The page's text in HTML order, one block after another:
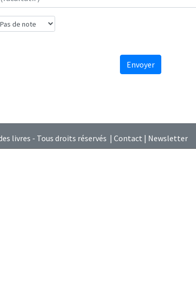
Envoyer
livres - Tous droits réservés | Contact | Newsletter